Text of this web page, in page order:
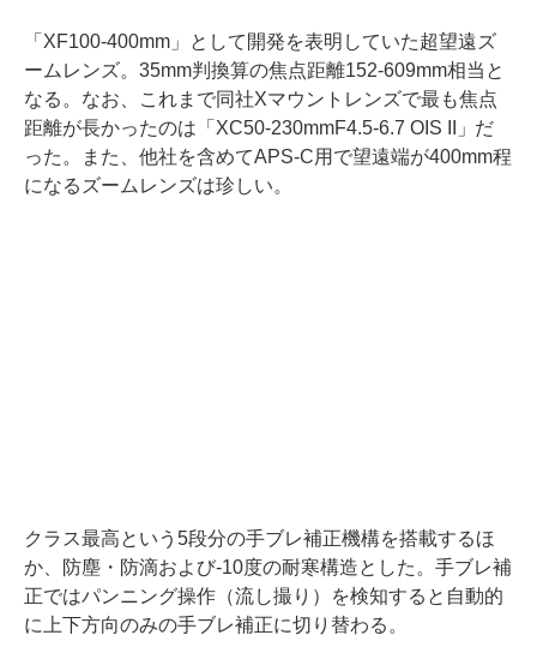
「XF100-400mm」として開発を表明していた超望遠ズ
ームレンズ。35mm判換算の焦点距離152-609mm相当と
なる。なお、これまで同社Xマウントレンズで最も焦点
距離が長かったのは「XC50-230mmF4.5-6.7 OIS II」だ
った。また、他社を含めてAPS-C用で望遠端が400mm程
になるズームレンズは珍しい。
クラス最高という5段分の手ブレ補正機構を搭載するほ
か、防塵・防滴および-10度の耐寒構造とした。手ブレ補
正ではパンニング操作（流し撮り）を検知すると自動的
に上下方向のみの手ブレ補正に切り替わる。